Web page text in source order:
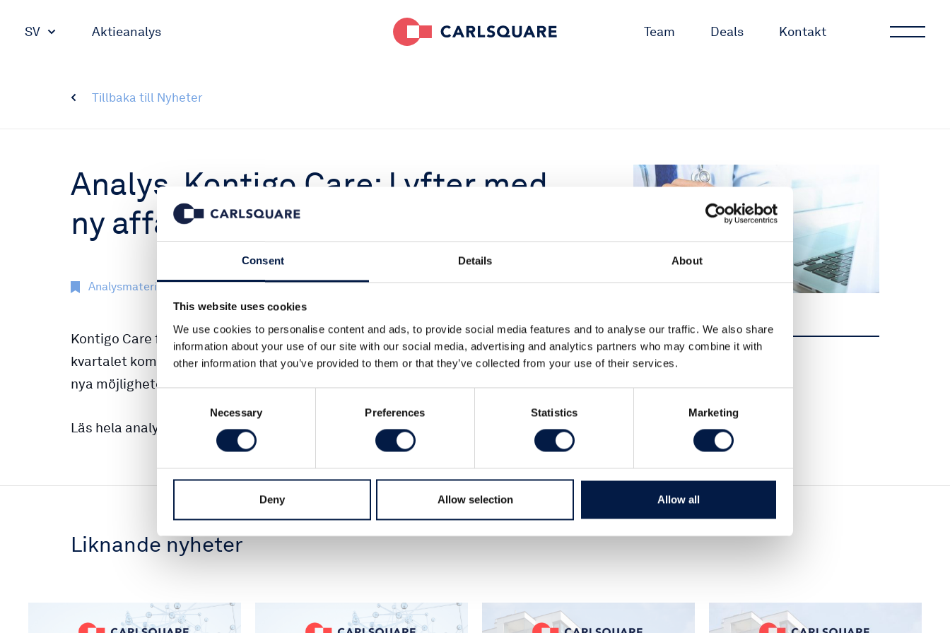
Consent Details About
This website uses cookies
We use cookies to personalise content and ads, to provide social media features and to analyse our traffic. We also share
information about your use of our site with our social media, advertising and analytics partners who may combine it with
other information that you’ve provided to them or that they’ve collected from your use of their services.
Necessary Preferences Statistics Marketing
Deny Allow selection Allow all
SV Aktieanalys Team Deals Kontakt
Tillbaka till Nyheter
Analys, Kontigo Care: Lyfter med
ny affärsmodell
Analysmaterial 8 feb 2018
Kontigo Care fortsätter att leverera tillväxt och rapporten för det fjärde
kvartalet kom in enligt våra förväntningar. Den förändrade affärsmodellen ger
nya möjligheter. Vi höjer riktkursen och ändrar rekommendation till köp.
Läs hela analysen
Dela
Dela
Liknande nyheter